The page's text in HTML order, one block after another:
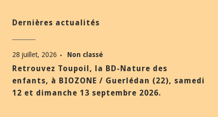
Dernières actualités
28 juillet, 2026 Non classé
Retrouvez Toupoil, la BD-Nature des
enfants, à BIOZONE / Guerlédan (22), samedi
12 et dimanche 13 septembre 2026.